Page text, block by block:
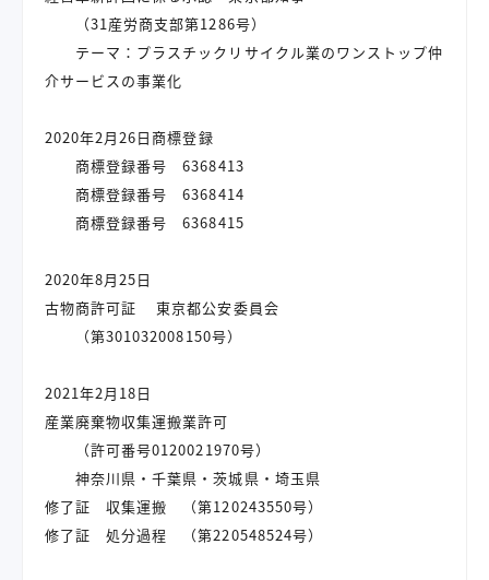
（31産労商支部第1286号）
テーマ：プラスチックリサイクル業のワンストップ仲
介サービスの事業化
2020年2月26日商標登録
商標登録番号 6368413
商標登録番号 6368414
商標登録番号 6368415
2020年8月25日
古物商許可証 東京都公安委員会
（第301032008150号）
2021年2月18日
産業廃棄物収集運搬業許可
（許可番号0120021970号）
神奈川県・千葉県・茨城県・埼玉県
修了証 収集運搬 （第120243550号）
修了証 処分過程 （第220548524号）